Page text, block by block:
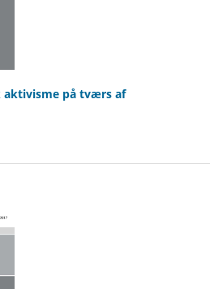
aktivisme på tværs af